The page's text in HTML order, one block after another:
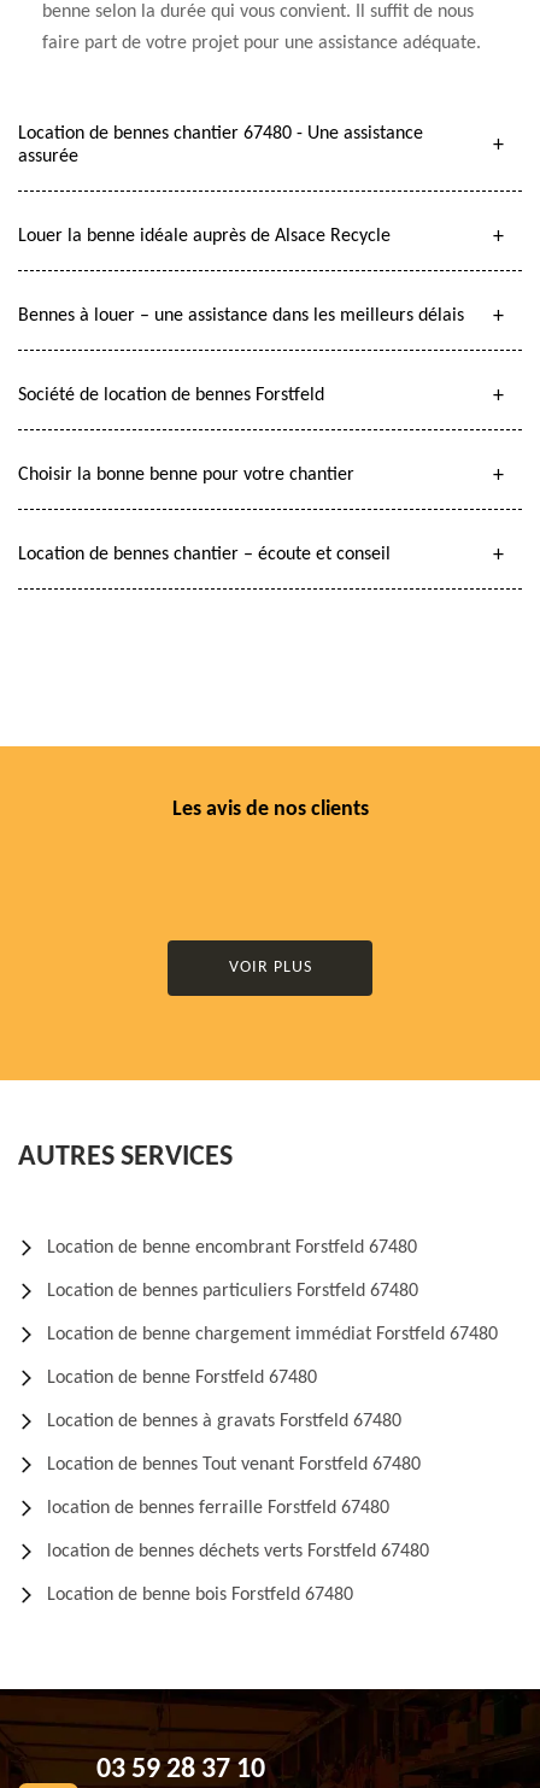
benne selon la durée qui vous convient. Il suffit de nous
faire part de votre projet pour une assistance adéquate.
Location de bennes chantier 67480 - Une assistance
assurée
Louer la benne idéale auprès de Alsace Recycle
Bennes à louer – une assistance dans les meilleurs délais
Société de location de bennes Forstfeld
Choisir la bonne benne pour votre chantier
Location de bennes chantier – écoute et conseil
Les avis de nos clients
VOIR PLUS
AUTRES SERVICES
Location de benne encombrant Forstfeld 67480
Location de bennes particuliers Forstfeld 67480
Location de benne chargement immédiat Forstfeld 67480
Location de benne Forstfeld 67480
Location de bennes à gravats Forstfeld 67480
Location de bennes Tout venant Forstfeld 67480
location de bennes ferraille Forstfeld 67480
location de bennes déchets verts Forstfeld 67480
Location de benne bois Forstfeld 67480
03 59 28 37 10